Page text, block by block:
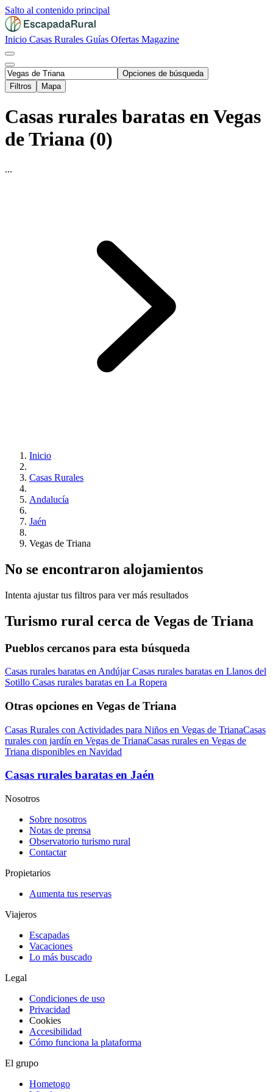
Salto al contenido principal
Inicio Casas Rurales Guías Ofertas Magazine
Opciones de búsqueda
Filtros
Mapa
Casas rurales baratas en Vegas
de Triana (0)
...
Inicio
Casas Rurales
Andalucía
Jaén
Vegas de Triana
No se encontraron alojamientos
Intenta ajustar tus filtros para ver más resultados
Turismo rural cerca de Vegas de Triana
Pueblos cercanos para esta búsqueda
Casas rurales baratas en AndújarCasas rurales baratas en Llanos del
Sotillo Casas rurales baratas en La Ropera
Otras opciones en Vegas de Triana
Casas Rurales con Actividades para Niños en Vegas de TrianaCasas
rurales con jardín en Vegas de TrianaCasas rurales en Vegas de
Triana disponibles en Navidad
Casas rurales baratas en Jaén
Nosotros
Sobre nosotros
Notas de prensa
Observatorio turismo rural
Contactar
Propietarios
Aumenta tus reservas
Viajeros
Escapadas
Vacaciones
Lo más buscado
Legal
Condiciones de uso
Privacidad
Cookies
Accesibilidad
Cómo funciona la plataforma
El grupo
Hometogo